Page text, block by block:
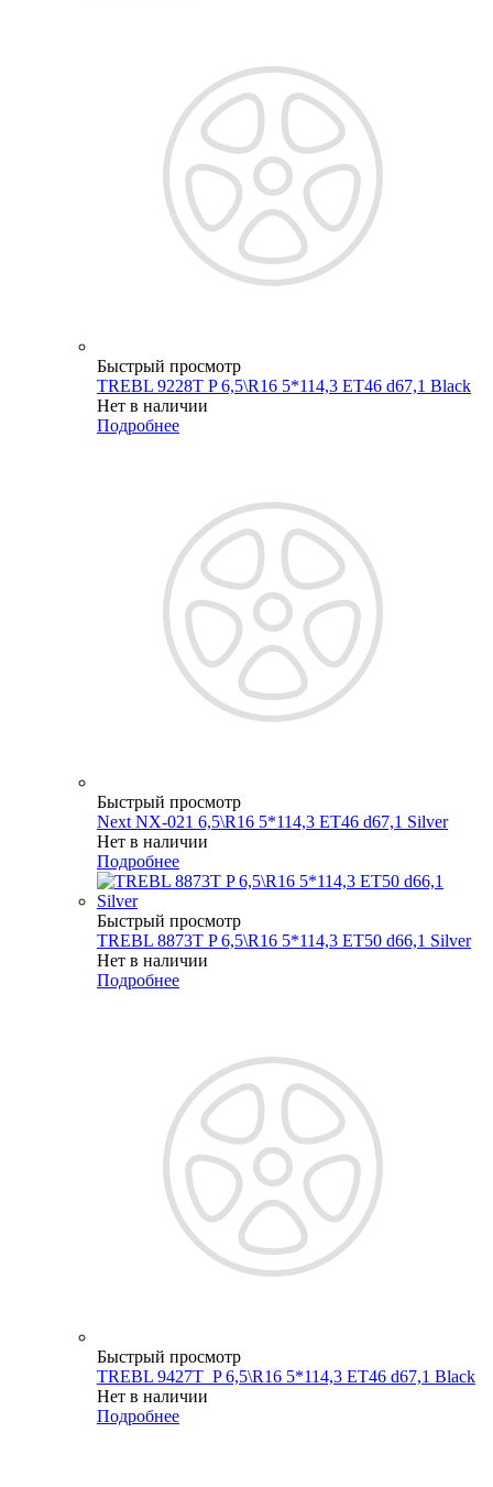
Быстрый просмотр
TREBL 9228T P 6,5\R16 5*114,3 ET46 d67,1 Black
Нет в наличии
Подробнее
Быстрый просмотр
Next NX-021 6,5\R16 5*114,3 ET46 d67,1 Silver
Нет в наличии
Подробнее
Быстрый просмотр
TREBL 8873T P 6,5\R16 5*114,3 ET50 d66,1 Silver
Нет в наличии
Подробнее
Быстрый просмотр
TREBL 9427T_P 6,5\R16 5*114,3 ET46 d67,1 Black
Нет в наличии
Подробнее